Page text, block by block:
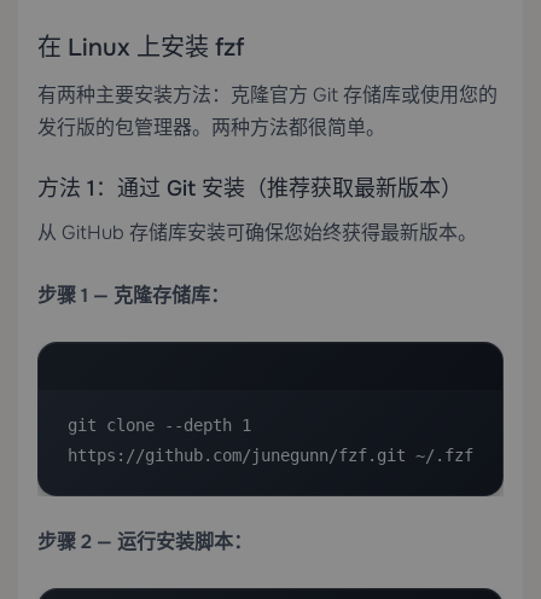
在 Linux 上安装 fzf
有两种主要安装方法：克隆官方 Git 存储库或使用您的
发行版的包管理器。两种方法都很简单。
方法 1：通过 Git 安装（推荐获取最新版本）
从 GitHub 存储库安装可确保您始终获得最新版本。
步骤 1 — 克隆存储库：
git clone --depth 1
https://github.com/junegunn/fzf.git ~/.fzf
步骤 2 — 运行安装脚本：